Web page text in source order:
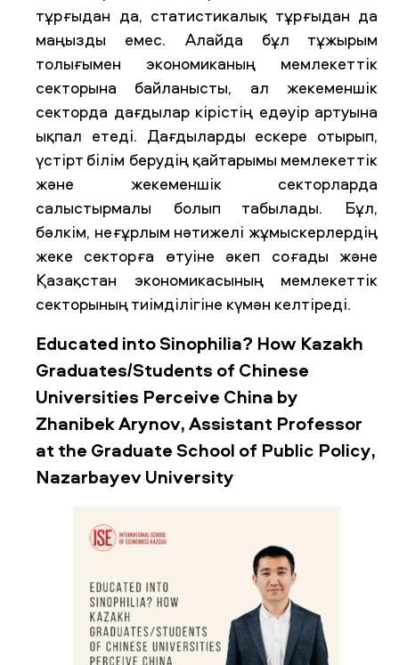
тұрғыдан да, статистикалық тұрғыдан да
маңызды емес. Алайда бұл тұжырым
толығымен экономиканың мемлекеттік
секторына байланысты, ал жекеменшік
секторда дағдылар кірістің едәуір артуына
ықпал етеді. Дағдыларды ескере отырып,
үстірт білім берудің қайтарымы мемлекеттік
және жекеменшік секторларда
салыстырмалы болып табылады. Бұл,
бәлкім, неғұрлым нәтижелі жұмыскерлердің
жеке секторға өтуіне әкеп соғады және
Қазақстан экономикасының мемлекеттік
секторының тиімділігіне күмән келтіреді.
Educated into Sinophilia? How Kazakh
Graduates/Students of Chinese
Universities Perceive China by
Zhanibek Arynov, Assistant Professor
at the Graduate School of Public Policy,
Nazarbayev University